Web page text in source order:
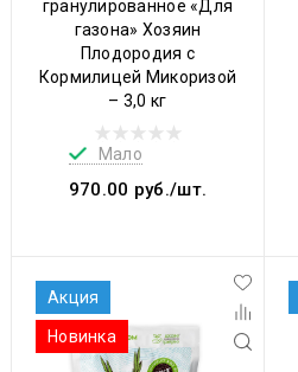
гранулированное «Для
газона» Хозяин
Плодородия с
Кормилицей Микоризой
– 3,0 кг
Мало
970.00 руб./шт.
Акция
Новинка